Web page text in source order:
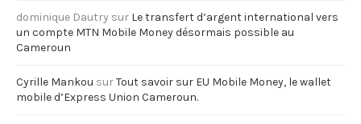
dominique Dautry sur Le transfert d’argent international vers
un compte MTN Mobile Money désormais possible au
Cameroun
Cyrille Mankou surTout savoir sur EU Mobile Money, le wallet
mobile d’Express Union Cameroun.